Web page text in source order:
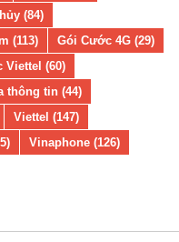
(84)
(113)
Gói Cước 4G (29)
Viettel (60)
thông tin (44)
Viettel (147)
Vinaphone (126)